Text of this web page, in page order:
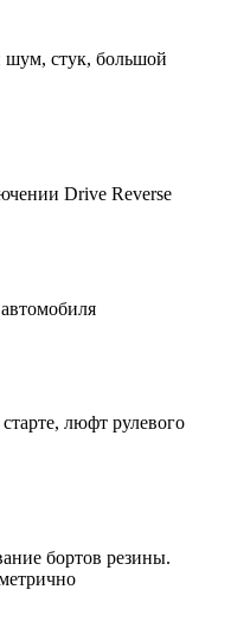
шум, стук, большой
Drive Reverse
люфт рулевого
бортов резины.